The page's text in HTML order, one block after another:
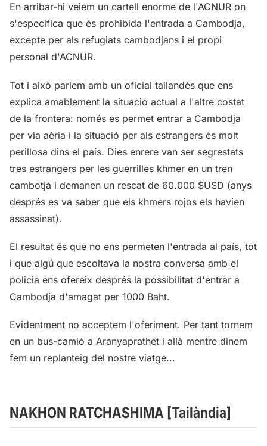
En arribar-hi veiem un cartell enorme de l'ACNUR on
s'especifica que és prohibida l'entrada a Cambodja,
excepte per als refugiats cambodjans i el propi
personal d'ACNUR.
Tot i això parlem amb un oficial tailandès que ens
explica amablement la situació actual a l'altre costat
de la frontera: només es permet entrar a Cambodja
per via aèria i la situació per als estrangers és molt
perillosa dins el país. Dies enrere van ser segrestats
tres estrangers per les guerrilles khmer en un tren
cambotjà i demanen un rescat de 60.000 $USD (anys
després es va saber que els khmers rojos els havien
assassinat).
El resultat és que no ens permeten l'entrada al país, tot
i que algú que escoltava la nostra conversa amb el
policia ens ofereix després la possibilitat d'entrar a
Cambodja d'amagat per 1000 Baht.
Evidentment no acceptem l'oferiment. Per tant tornem
en un bus-camió a Aranyaprathet i allà mentre dinem
fem un replanteig del nostre viatge...
NAKHON RATCHASHIMA [Tailàndia]